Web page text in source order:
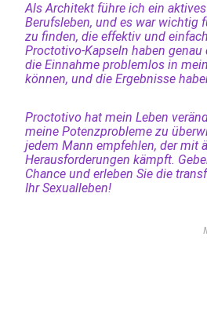
Als Architekt führe ich ein
Berufsleben, und es war wichtig
zu finden, die effektiv und
Proctotivo-Kapseln haben genau
die Einnahme problemlos in
können, und die Ergebnisse
Proctotivo hat mein Leben
meine Potenzprobleme zu
jedem Mann empfehlen, der mit
Herausforderungen kämpft.
Chance und erleben Sie die
Ihr Sexualleben!